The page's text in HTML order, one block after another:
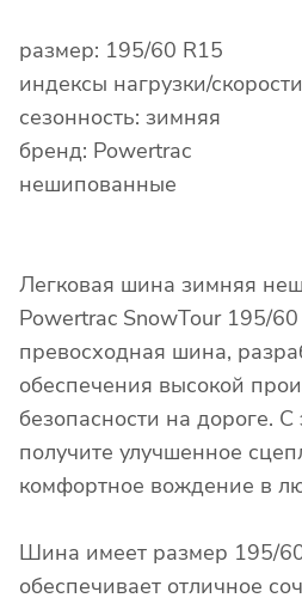
размер: 195/60 R15
индексы нагрузки/
сезонность: зимняя
бренд: Powertrac
нешипованные
Легковая шина зимняя
Powertrac SnowTour 195/
превосходная шина,
обеспечения высокой
безопасности на дороге.
получите улучшенное
комфортное вождение в
Шина имеет размер 195/
обеспечивает отличное